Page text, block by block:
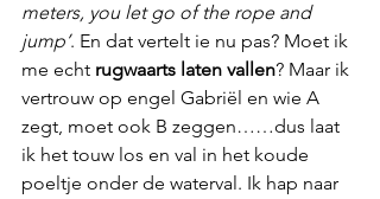
meters, you let go of the rope and
jump’. En dat vertelt ie nu pas? Moet ik
me echt rugwaarts laten vallen? Maar ik
vertrouw op engel Gabriël en wie A
zegt, moet ook B zeggen……dus laat
ik het touw los en val in het koude
poeltje onder de waterval. Ik hap naar